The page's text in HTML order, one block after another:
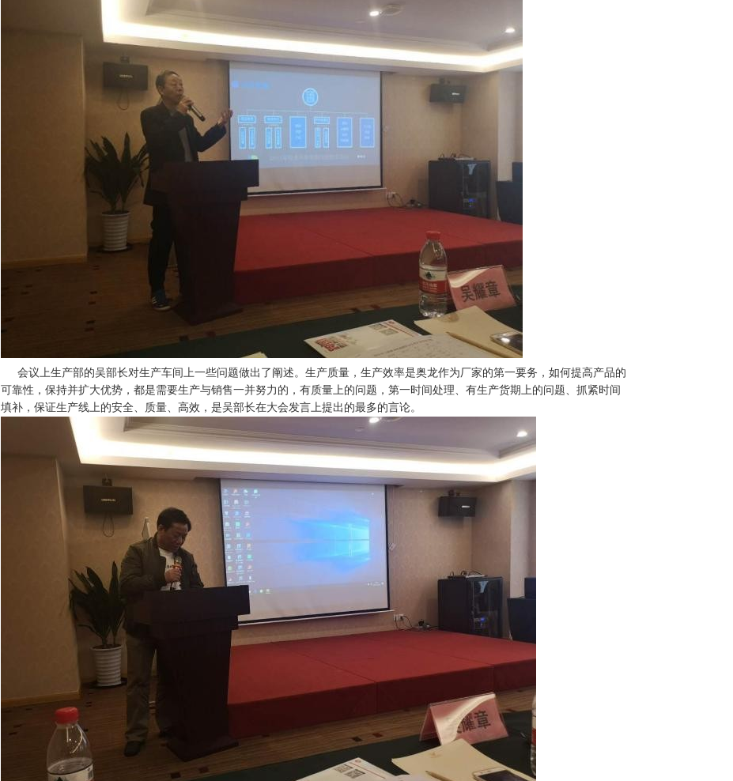
会议上生产部的吴部长对生产车间上一些问题做出了阐述。生产质量，生产效率是奥龙作为厂家的第一要务，如何提高产品的
可靠性，保持并扩大优势，都是需要生产与销售一并努力的，有质量上的问题，第一时间处理、有生产货期上的问题、抓紧时间
填补，保证生产线上的安全、质量、高效，是吴部长在大会发言上提出的最多的言论。